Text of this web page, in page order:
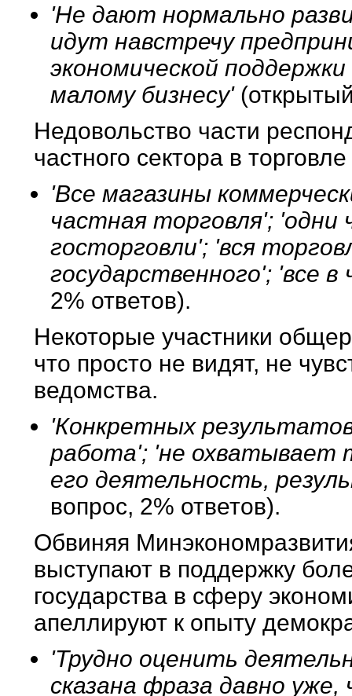
'Не дают нормально
идут навстречу
экономической
малому бизнесу'
Недовольство части
частного сектора в
'Все магазины
частная торговля'; 'одни
госторговли'; 'вся
государственного'; 'все
2% ответов).
Некоторые участники
что просто не видят, не
ведомства.
'Конкретных
работа'; 'не охватывает
его деятельность,
вопрос, 2% ответов).
Обвиняя
выступают в поддержку
государства в сферу
апеллируют к опыту
'Трудно оценить
сказана фраза давно